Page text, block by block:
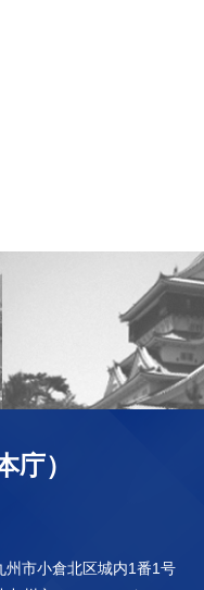
庁）
市小倉北区城内1番1号